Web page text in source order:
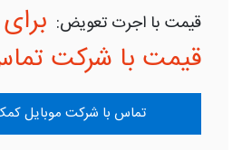
قیمت با شرکت
تماس با شرکت موبایل کمک |